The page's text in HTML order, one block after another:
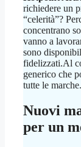
richiedere un
“celerità”?
concentrano
vanno a
sono
fidelizzati.Al
generico che
tutte le marche.
Nuovi
per un